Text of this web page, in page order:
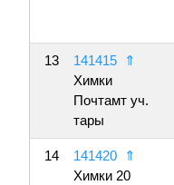
13 141415
⇑
Химки
Почтамт уч.
тары
14 141420
⇑
Химки 20